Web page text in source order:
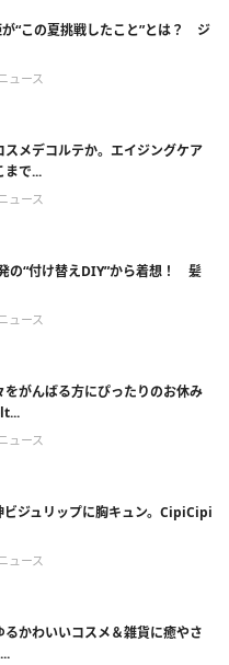
が“この夏挑戦したこと”とは？ ジ
ュース
スメデコルテか。エイジングケア
まで...
ュース
の“付け替えDIY”から着想！ 髪
ュース
をがんばる方にぴったりのお休み
ュース
ビジュリップに胸キュン。CipiCipi
ュース
るかわいいコスメ＆雑貨に癒やさ